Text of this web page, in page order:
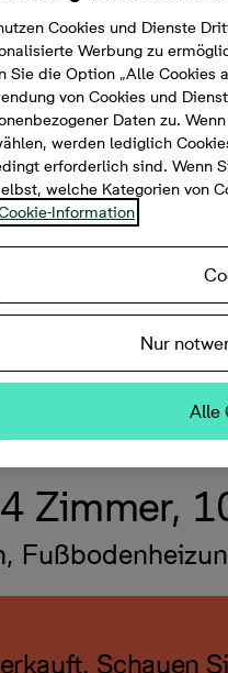
Zimmer,
Schauen
Cookies und Dienste
Werbung zu
Sie die Option „Alle Cookies
von Cookies und
Daten zu.
werden lediglich
erforderlich sind. Wenn
welche Kategorien von
Information
Nur
Alle